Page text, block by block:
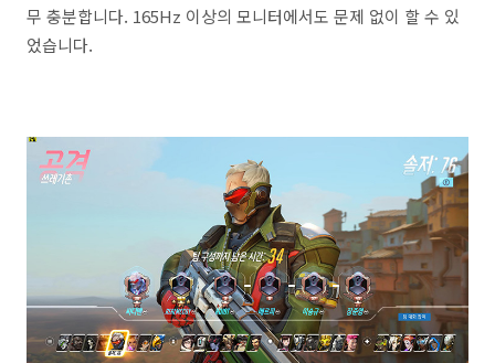
무 충분합니다. 165Hz 이상의 모니터에서도 문제 없이 할 수 있
었습니다.